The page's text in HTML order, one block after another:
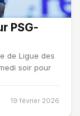
PSG-
de Ligue des
soir pour
19 février 2026